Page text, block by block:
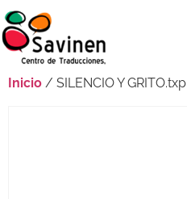
Inicio / SILENCIO Y GRITO.txp